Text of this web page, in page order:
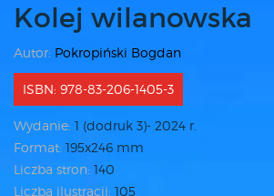
Kolej wilanowska
Autor: Pokropiński Bogdan
ISBN: 978-83-206-1405-3
Wydanie: 1 (dodruk 3)- 2024 r.
Format: 195x246 mm
Liczba stron: 140
Liczba ilustracji: 105